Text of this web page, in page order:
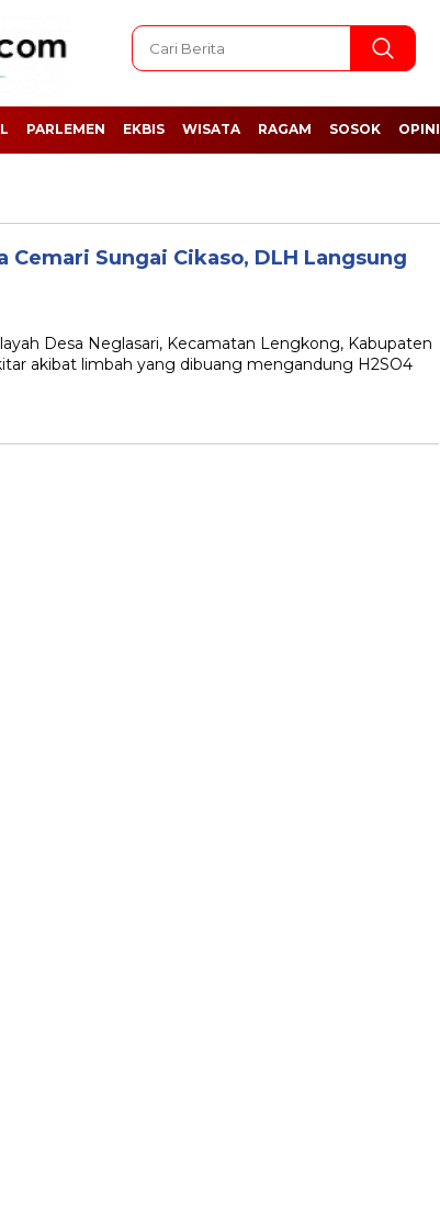
PARLEMEN EKBIS WISATA RAGAM SOSOK OPINI
Sungai Cikaso, DLH Langsung
Desa Neglasari, Kecamatan Lengkong, Kabupaten
akibat limbah yang dibuang mengandung H2SO4